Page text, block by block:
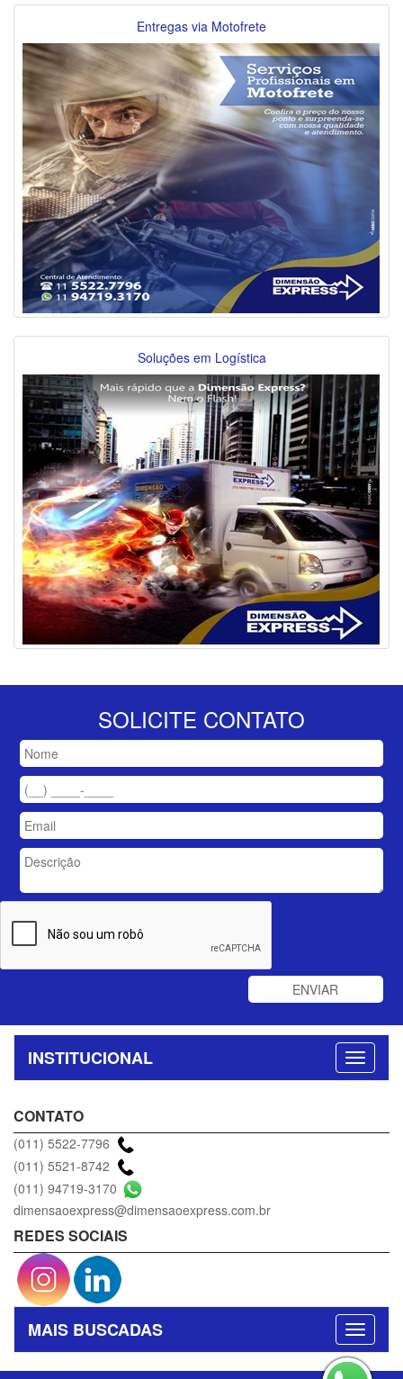
Entregas via Motofrete
Soluções em Logística
SOLICITE CONTATO
INSTITUCIONAL
CONTATO
(011) 5522-7796
(011) 5521-8742
(011) 94719-3170
dimensaoexpress@dimensaoexpress.com.br
REDES SOCIAIS
MAIS BUSCADAS